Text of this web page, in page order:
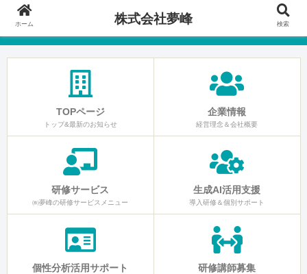
TOPページ
トップ&最新のお知らせ
企業情報
経営理念＆会社概要
研修サービス
㈱夢峰の研修サービスメニュー
生成AI活用支援
導入研修＆個別サポート
個性分析活用サポート 研修講師募集
ホーム 株式会社夢峰 検索